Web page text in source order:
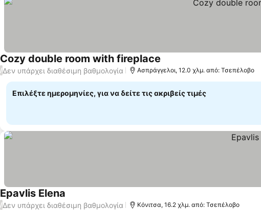
Cozy double room with fireplace
/Δεν υπάρχει διαθέσιμη βαθμολογία Ασπράγγελοι, 12.0 χλμ. από: Τσεπέλοβο
Επιλέξτε ημερομηνίες, για να δείτε τις ακριβείς τιμές
Epavlis Elena
/Δεν υπάρχει διαθέσιμη βαθμολογία Κόνιτσα, 16.2 χλμ. από: Τσεπέλοβο